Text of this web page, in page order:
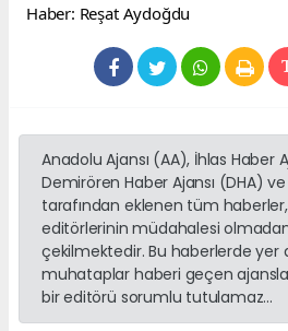
Haber: Reşat Aydoğdu
Anadolu Ajansı (AA), İhlas Haber
Demirören Haber Ajansı (DHA)
tarafından eklenen tüm
editörlerinin müdahalesi
çekilmektedir. Bu haberlerde yer
muhataplar haberi geçen
bir editörü sorumlu tutulamaz...